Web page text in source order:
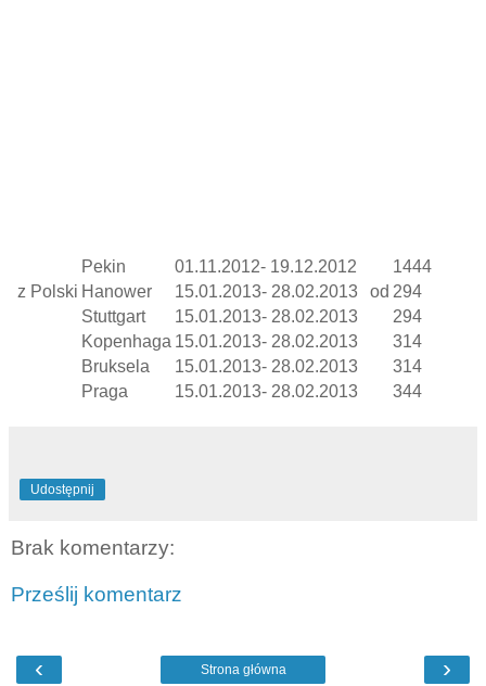
Pekin 01.11.2012- 19.12.2012
1444
z Polski Hanower 15.01.2013- 28.02.2013 od 294
Stuttgart
15.01.2013- 28.02.2013
294
Kopenhaga 15.01.2013- 28.02.2013
314
Bruksela
15.01.2013- 28.02.2013
314
Praga
15.01.2013- 28.02.2013 344
Udostępnij
Brak komentarzy:
Prześlij komentarz
‹ ›
Strona główna